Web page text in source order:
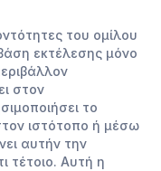
του ομίλου
εκτέλεσης μόνο
στον
το
ιστότοπο ή μέσω
αυτήν την
τέτοιο. Αυτή η